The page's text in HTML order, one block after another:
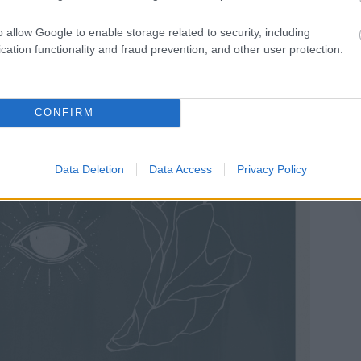
allow Google to enable storage related to security, including
functionality and fraud prevention, and other user protection.
CONFIRM
Data Deletion Data Access Privacy Policy